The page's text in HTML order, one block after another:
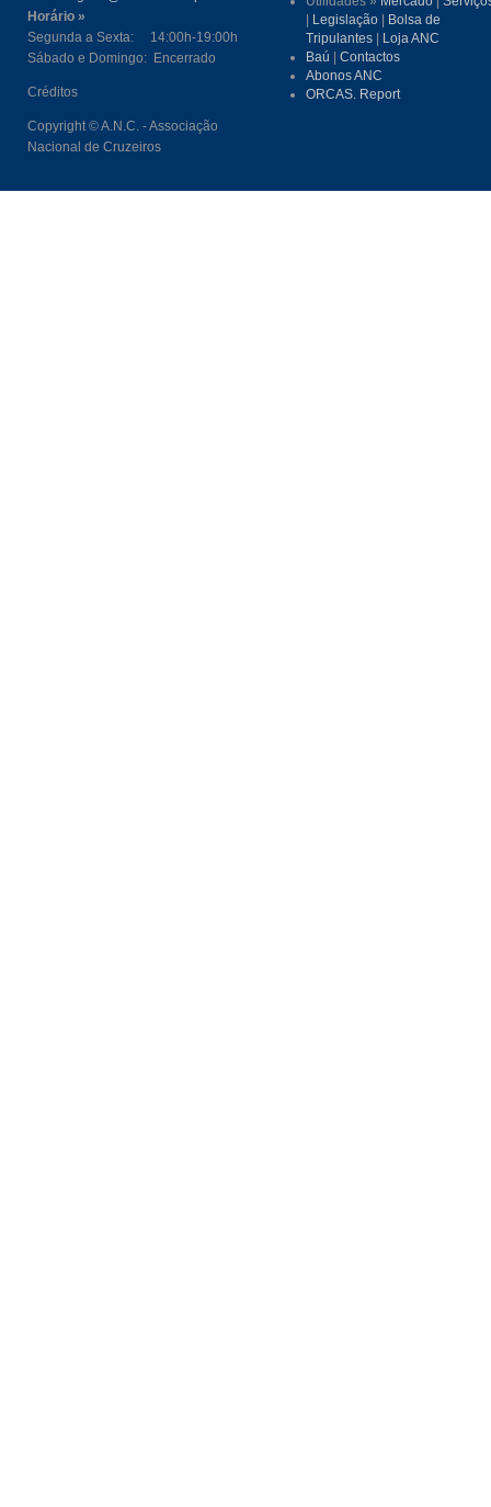
Horário »
Segunda a Sexta: 14:00h-19:00h
Sábado e Domingo: Encerrado
Créditos
Copyright © A.N.C. - Associação
Nacional de Cruzeiros
Legislação
Bolsa de
Tripulantes
Loja ANC
Baú |Contactos
Abonos ANC
ORCAS. Report